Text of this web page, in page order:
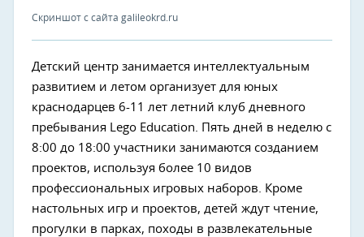
Скриншот с сайта galileokrd.ru
Детский центр занимается интеллектуальным
развитием и летом организует для юных
краснодарцев 6-11 лет летний клуб дневного
пребывания Lego Education. Пять дней в неделю с
8:00 до 18:00 участники занимаются созданием
проектов, используя более 10 видов
профессиональных игровых наборов. Кроме
настольных игр и проектов, детей ждут чтение,
прогулки в парках, походы в развлекательные